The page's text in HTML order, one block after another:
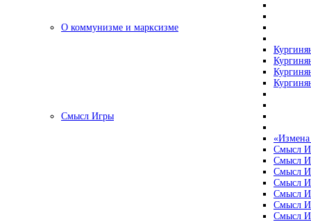
О коммунизме и марксизме
Смысл Игры
«Измена
Смысл
Смысл
Смысл
Смысл
Смысл
Смысл
Смысл